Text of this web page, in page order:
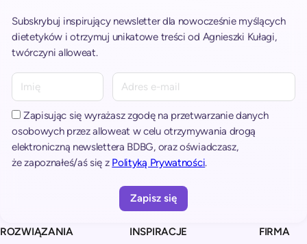
ROZWIĄZANIA INSPIRACJE FIRMA
Subskrybuj inspirujący newsletter dla nowocześnie myślących
dietetyków i otrzymuj unikatowe treści od Agnieszki Kułagi,
twórczyni alloweat.
Zapisując się wyrażasz zgodę na przetwarzanie danych
osobowych przez alloweat w celu otrzymywania drogą
elektroniczną newslettera BDBG, oraz oświadczasz,
że zapoznałeś/aś się z Polityką Prywatności.
A
l
t
e
r
n
e